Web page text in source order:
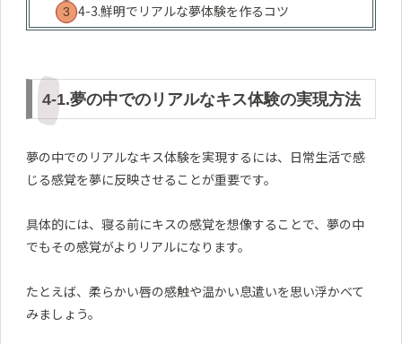
4-3.鮮明でリアルな夢体験を作るコツ
4-1.夢の中でのリアルなキス体験の実現方法
夢の中でのリアルなキス体験を実現するには、日常生活で感
じる感覚を夢に反映させることが重要です。
具体的には、寝る前にキスの感覚を想像することで、夢の中
でもその感覚がよりリアルになります。
たとえば、柔らかい唇の感触や温かい息遣いを思い浮かべて
みましょう。